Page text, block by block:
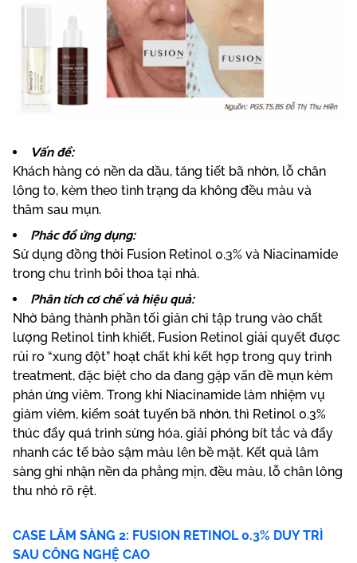
Vấn đề:
Khách hàng có nền da dầu, tăng tiết bã nhờn, lỗ chân
lông to, kèm theo tình trạng da không đều màu và
thâm sau mụn.
Phác đồ ứng dụng:
Sử dụng đồng thời Fusion Retinol 0.3% và Niacinamide
trong chu trình bôi thoa tại nhà.
Phân tích cơ chế và hiệu quả:
Nhờ bảng thành phần tối giản chỉ tập trung vào chất
lượng Retinol tinh khiết, Fusion Retinol giải quyết được
rủi ro “xung đột” hoạt chất khi kết hợp trong quy trình
treatment, đặc biệt cho da đang gặp vấn đề mụn kèm
phản ứng viêm. Trong khi Niacinamide làm nhiệm vụ
giảm viêm, kiểm soát tuyến bã nhờn, thì Retinol 0.3%
thúc đẩy quá trình sừng hóa, giải phóng bít tắc và đẩy
nhanh các tế bào sậm màu lên bề mặt. Kết quả lâm
sàng ghi nhận nền da phẳng mịn, đều màu, lỗ chân lông
thu nhỏ rõ rệt.
CASE LÂM SÀNG 2: FUSION RETINOL 0.3% DUY TRÌ
SAU CÔNG NGHỆ CAO